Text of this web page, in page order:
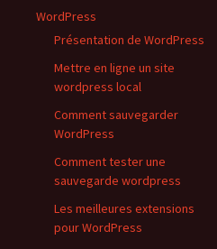
WordPress
Présentation de WordPress
Mettre en ligne un site
wordpress local
Comment sauvegarder
WordPress
Comment tester une
sauvegarde wordpress
Les meilleures extensions
pour WordPress